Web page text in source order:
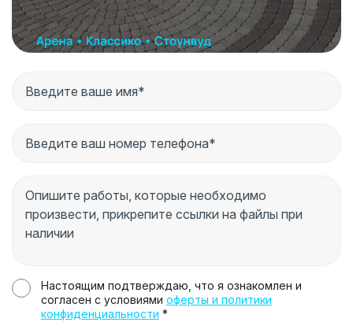
Настоящим подтверждаю, что я ознакомлен и
согласен с условиями оферты и политики
конфиденциальности *